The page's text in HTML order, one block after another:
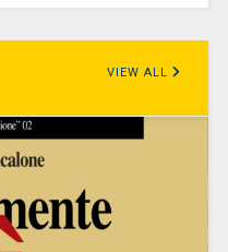
VIEW ALL